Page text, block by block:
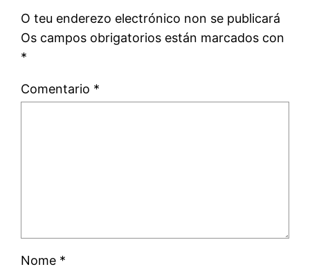
O teu enderezo electrónico non se publicará
Os campos obrigatorios están marcados con
*
Comentario *
Nome *